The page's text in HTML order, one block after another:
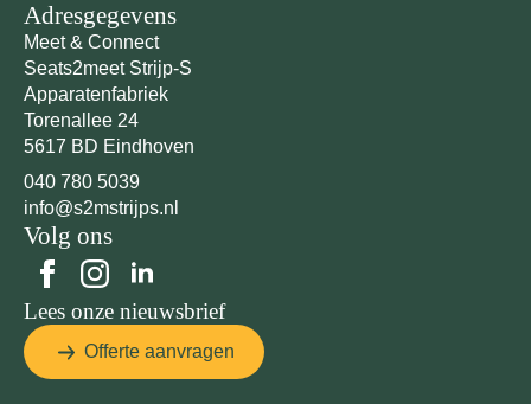
Adresgegevens
Meet & Connect
Seats2meet Strijp-S
Apparatenfabriek
Torenallee 24
5617 BD Eindhoven
040 780 5039
info@s2mstrijps.nl
Volg ons
Lees onze nieuwsbrief
Offerte aanvragen